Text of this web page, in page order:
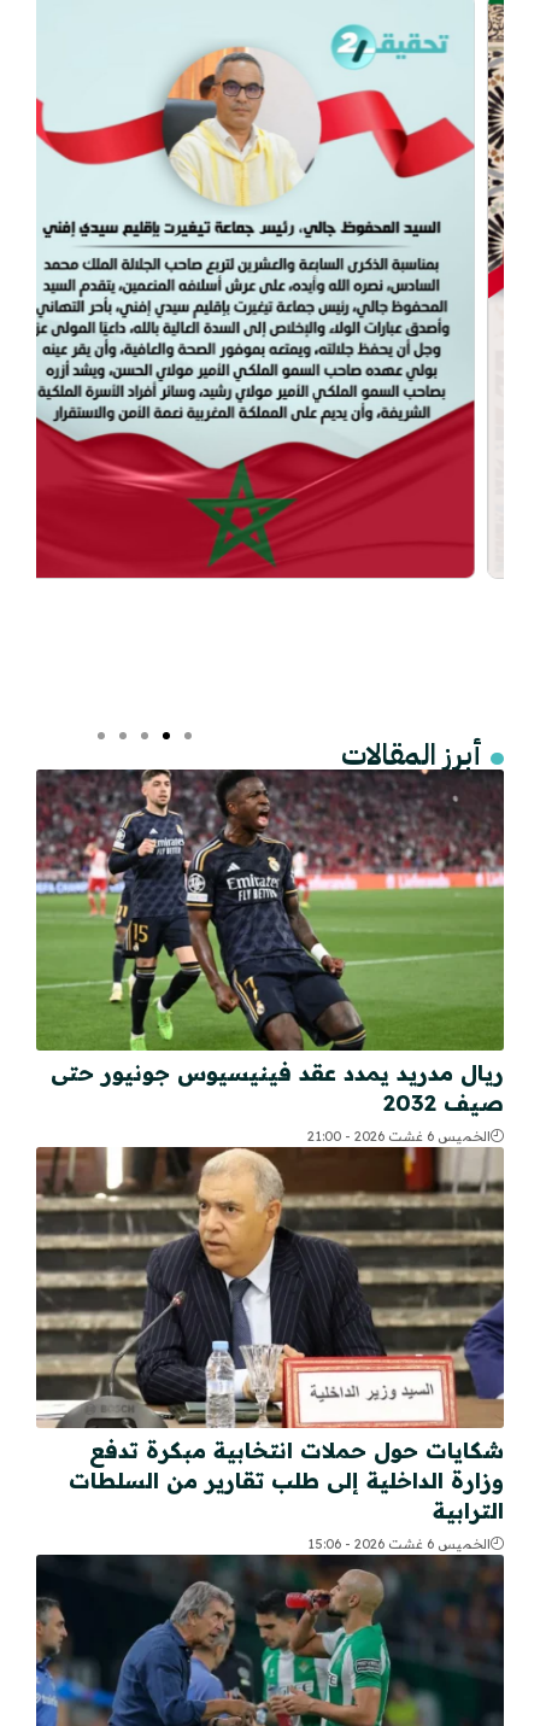
أبرز المقالات
ريال مدريد يمدد عقد فينيسيوس جونيور حتى
صيف 2032
الخميس 6 غشت 2026 - 21:00
شكايات حول حملات انتخابية مبكرة تدفع
وزارة الداخلية إلى طلب تقارير من السلطات
الترابية
الخميس 6 غشت 2026 - 15:06